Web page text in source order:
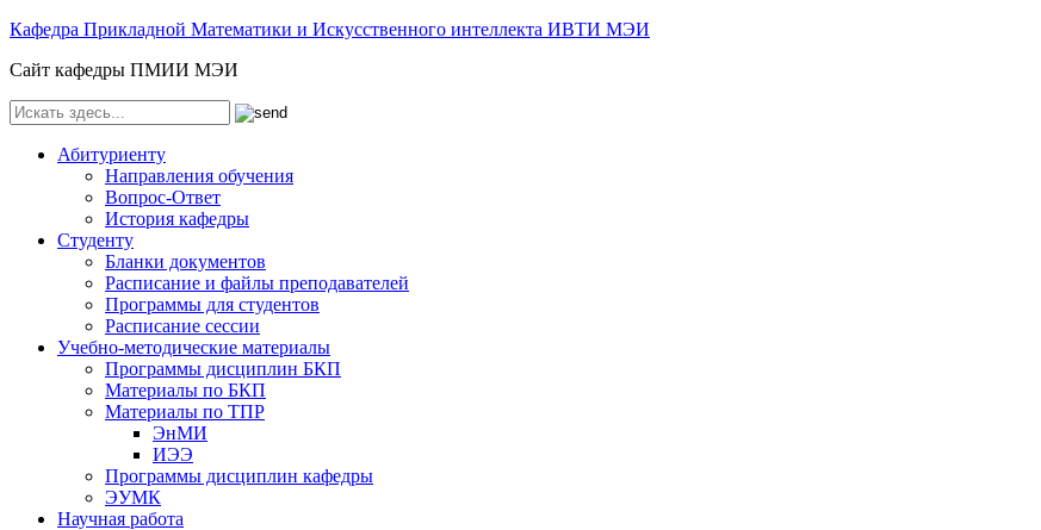
Кафедра Прикладной Математики и Искусственного интеллекта ИВТИ МЭИ
Сайт кафедры ПМИИ МЭИ
Абитуриенту
Направления обучения
Вопрос-Ответ
История кафедры
Студенту
Бланки документов
Расписание и файлы преподавателей
Программы для студентов
Расписание сессии
Учебно-методические материалы
Программы дисциплин БКП
Материалы по БКП
Материалы по ТПР
ЭнМИ
ИЭЭ
Программы дисциплин кафедры
ЭУМК
Научная работа